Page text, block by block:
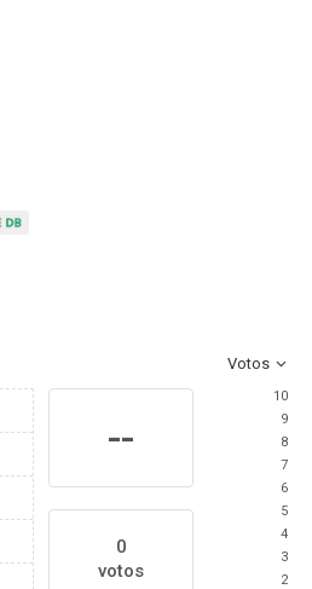
Votos
--
0
votos
10
9
8
7
6
5
4
3
2